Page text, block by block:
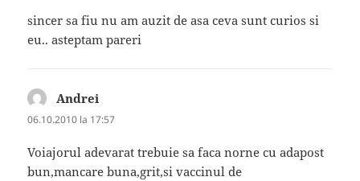
sincer sa fiu nu am auzit de asa ceva sunt curios si
eu.. asteptam pareri
Andrei
06.10.2010 la 17:57
Voiajorul adevarat trebuie sa faca norne cu adapost
bun,mancare buna,grit,si vaccinul de